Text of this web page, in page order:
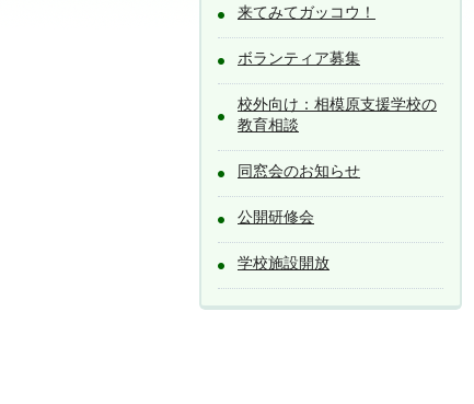
来てみてガッコウ！
ボランティア募集
校外向け：相模原支援学校の
教育相談
同窓会のお知らせ
公開研修会
学校施設開放